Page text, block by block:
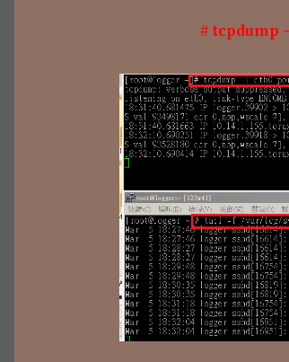
# tcpdump